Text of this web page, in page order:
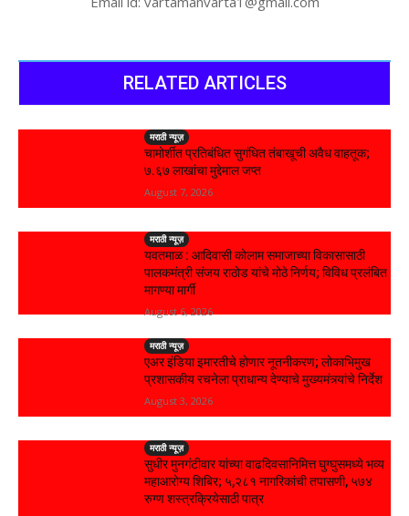
RELATED ARTICLES
मराठी न्यूज़
चामोर्शीत प्रतिबंधित सुगंधित तंबाखूची अवैध वाहतूक;
₹७.६७ लाखांचा मुद्देमाल जप्त
August 7, 2026
मराठी न्यूज़
यवतमाळ : आदिवासी कोलाम समाजाच्या विकासासाठी
पालकमंत्री संजय राठोड यांचे मोठे निर्णय; विविध प्रलंबित
मागण्या मार्गी
August 6, 2026
मराठी न्यूज़
एअर इंडिया इमारतीचे होणार नूतनीकरण; लोकाभिमुख
प्रशासकीय रचनेला प्राधान्य देण्याचे मुख्यमंत्र्यांचे निर्देश
August 3, 2026
मराठी न्यूज़
सुधीर मुनगंटीवार यांच्या वाढदिवसानिमित्त घुग्घुसमध्ये भव्य
महाआरोग्य शिबिर; ५,२८१ नागरिकांची तपासणी, ५७४
रुग्ण शस्त्रक्रियेसाठी पात्र